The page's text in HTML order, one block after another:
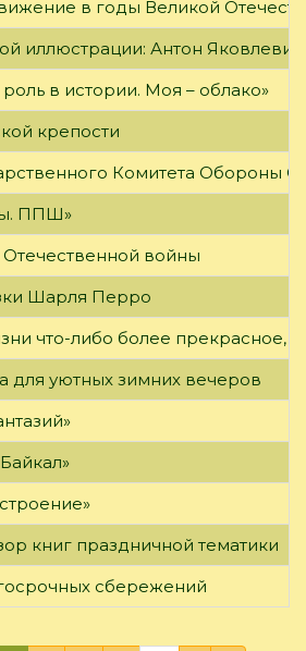
в годы Великой
иллюстрации: Антон
роль в истории. Моя – облако»
крепости
Комитета Обороны
ППШ»
войны
Шарля Перро
что-либо более прекрасное,
для уютных зимних вечеров
книг праздничной тематики
сбережений